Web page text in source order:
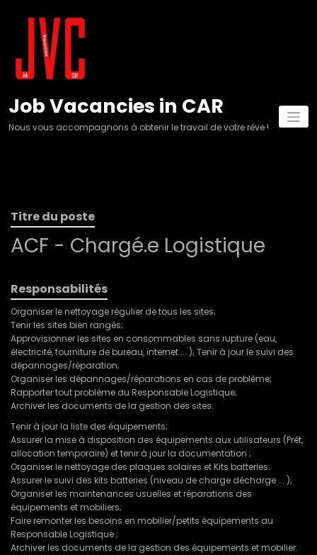
Job Vacancies in CAR
Nous vous accompagnons à obtenir le travail de votre rêve !
Titre du poste
ACF - Chargé.e Logistique
Responsabilités
Organiser le nettoyage régulier de tous les sites;
Tenir les sites bien rangés;
Approvisionner les sites en consommables sans rupture (eau,
électricité, fourniture de bureau, internet ... ); Tenir à jour le suivi des
dépannages/réparation;
Organiser les dépannages/réparations en cas de problème;
Rapporter tout problème au Responsable Logistique;
Archiver les documents de la gestion des sites.
Tenir à jour la liste des équipements;
Assurer la mise à disposition des équipements aux utilisateurs (Prêt,
allocation temporaire) et tenir à jour la documentation ;
Organiser le nettoyage des plaques solaires et Kits batteries;
Assurer le suivi des kits batteries (niveau de charge décharge ... );
Organiser les maintenances usuelles et réparations des
équipements et mobiliers;
Faire remonter les besoins en mobilier/petits équipements au
Responsable Logistique ;
Archiver les documents de la gestion des équipements et mobilier.